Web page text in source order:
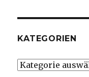
KATEGORIEN
Kategorien